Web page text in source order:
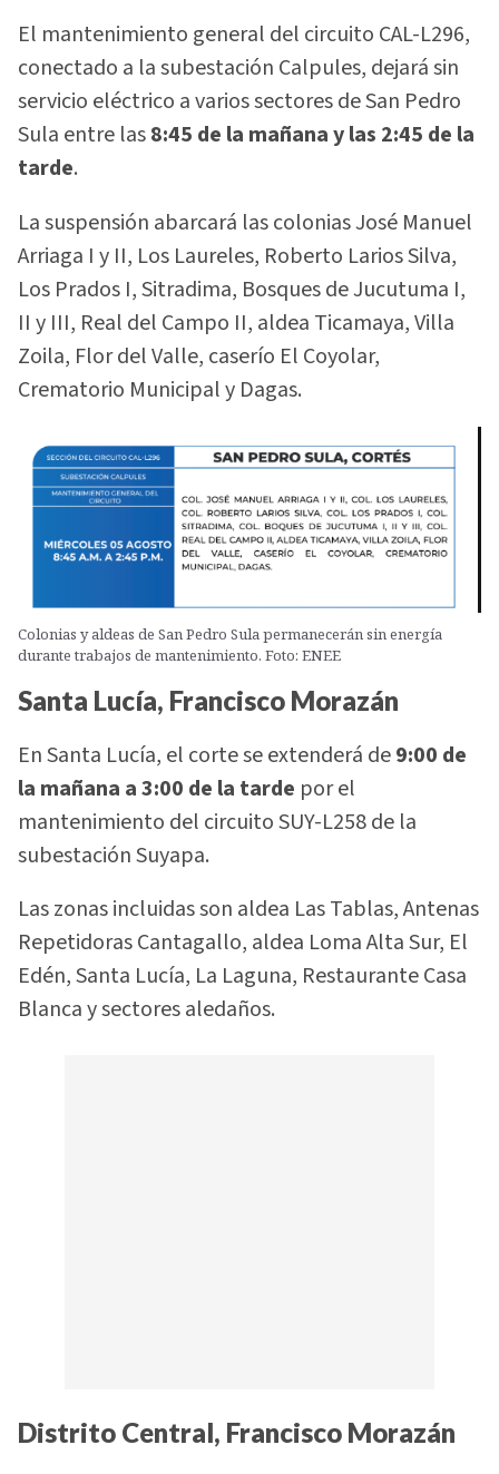
El mantenimiento general del circuito CAL-L296,
conectado a la subestación Calpules, dejará sin
servicio eléctrico a varios sectores de San Pedro
Sula entre las8:45 de la mañana y las 2:45 de la
tarde.
La suspensión abarcará las colonias José Manuel
Arriaga I y II, Los Laureles, Roberto Larios Silva,
Los Prados I, Sitradima, Bosques de Jucutuma I,
II y III, Real del Campo II, aldea Ticamaya, Villa
Zoila, Flor del Valle, caserío El Coyolar,
Crematorio Municipal y Dagas.
Colonias y aldeas de San Pedro Sula permanecerán sin energía
durante trabajos de mantenimiento. Foto: ENEE
Santa Lucía, Francisco Morazán
En Santa Lucía, el corte se extenderá de9:00 de
la mañana a 3:00 de la tarde por el
mantenimiento del circuito SUY-L258 de la
subestación Suyapa.
Las zonas incluidas son aldea Las Tablas, Antenas
Repetidoras Cantagallo, aldea Loma Alta Sur, El
Edén, Santa Lucía, La Laguna, Restaurante Casa
Blanca y sectores aledaños.
Distrito Central, Francisco Morazán